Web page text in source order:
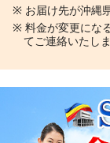
※お届け先が沖縄
※料金が変更にな
てご連絡いたしま